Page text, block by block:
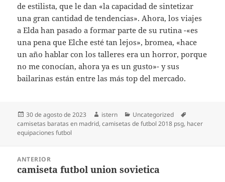
de estilista, que le dan «la capacidad de sintetizar
una gran cantidad de tendencias». Ahora, los viajes
a Elda han pasado a formar parte de su rutina -«es
una pena que Elche esté tan lejos», bromea, «hace
un año hablar con los talleres era un horror, porque
no me conocían, ahora ya es un gusto»- y sus
bailarinas están entre las más top del mercado.
Publicado
el
30 de agosto de 2023 Autor
istern Categorías
Uncategorized
camisetas baratas en madrid,camisetas de futbol 2018 psg, hacer
equipaciones futbol
entradas
ANTERIOR
Entrada
camiseta futbol union sovietica